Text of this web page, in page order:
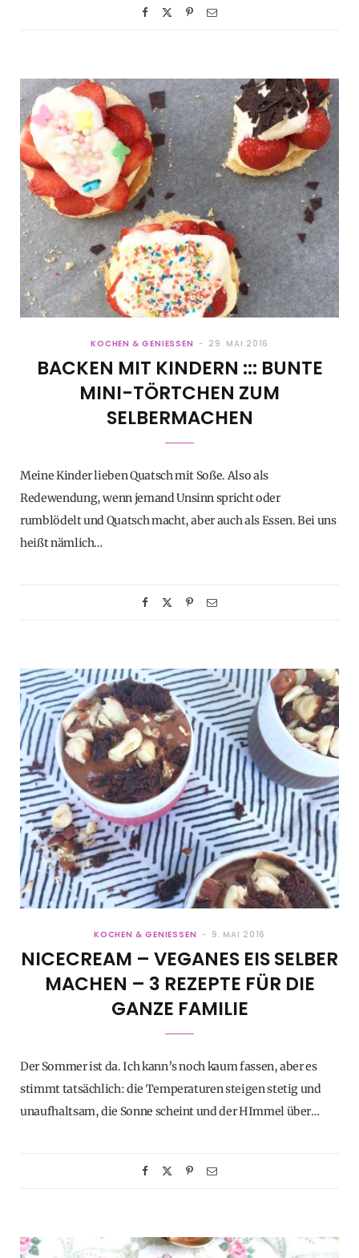
KOCHEN & GENIESSEN 29. MAI 2016
BACKEN MIT KINDERN ::: BUNTE
MINI-TÖRTCHEN ZUM
SELBERMACHEN
Meine Kinder lieben Quatsch mit Soße. Also als
Redewendung, wenn jemand Unsinn spricht oder
rumblödelt und Quatsch macht, aber auch als Essen. Bei uns
heißt nämlich…
KOCHEN & GENIESSEN 9. MAI 2016
NICECREAM – VEGANES EIS SELBER
MACHEN – 3 REZEPTE FÜR DIE
GANZE FAMILIE
Der Sommer ist da. Ich kann’s noch kaum fassen, aber es
stimmt tatsächlich: die Temperaturen steigen stetig und
unaufhaltsam, die Sonne scheint und der HImmel über…